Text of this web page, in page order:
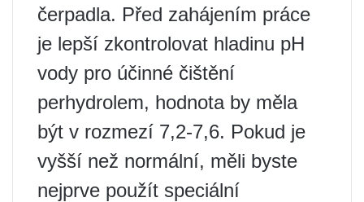
čerpadla. Před zahájením práce
je lepší zkontrolovat hladinu pH
vody pro účinné čištění
perhydrolem, hodnota by měla
být v rozmezí 7,2-7,6. Pokud je
vyšší než normální, měli byste
nejprve použít speciální